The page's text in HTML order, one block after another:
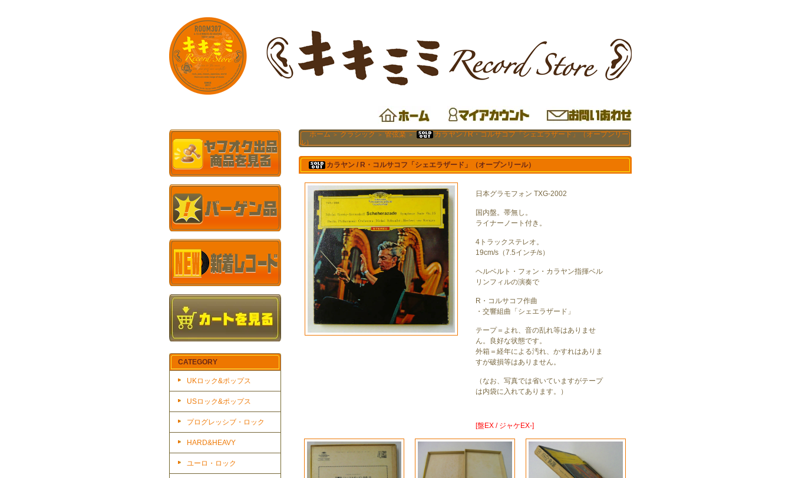
CATEGORY
UKロック&ポップス
USロック&ポップス
プログレッシブ・ロック
HARD&HEAVY
ユーロ・ロック
ホーム ＞ クラシック ＞ 管弦楽 ＞
カラヤン / R・コルサコフ「シェエラザード」（オープンリー
ル）
カラヤン / R・コルサコフ「シェエラザード」（オープンリール）
日本グラモフォン TXG-2002
国内盤。帯無し。
ライナーノート付き。
4トラックステレオ。
19cm/s（7.5インチ/s）
ヘルベルト・フォン・カラヤン指揮ベル
リンフィルの演奏で
R・コルサコフ作曲
・交響組曲「シェエラザード」
テープ＝よれ、音の乱れ等はありませ
ん。良好な状態です。
外箱＝経年による汚れ、かすれはありま
すが破損等はありません。
（なお、写真では省いていますがテープ
は内袋に入れてあります。）
[盤EX / ジャケEX-]